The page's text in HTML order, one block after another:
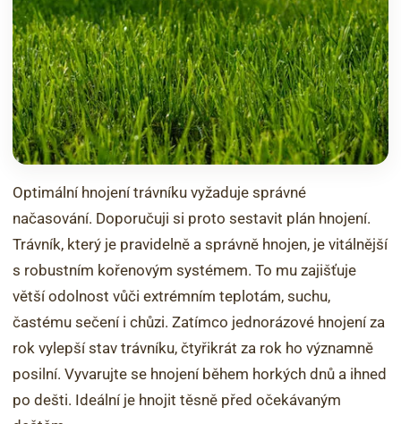
Optimální hnojení trávníku vyžaduje správné
načasování. Doporučuji si proto sestavit plán hnojení.
Trávník, který je pravidelně a správně hnojen, je vitálnější
s robustním kořenovým systémem. To mu zajišťuje
větší odolnost vůči extrémním teplotám, suchu,
častému sečení i chůzi. Zatímco jednorázové hnojení za
rok vylepší stav trávníku, čtyřikrát za rok ho významně
posilní. Vyvarujte se hnojení během horkých dnů a ihned
po dešti. Ideální je hnojit těsně před očekávaným